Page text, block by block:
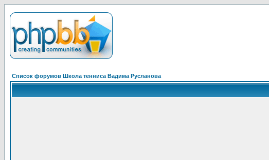
Список форумов Школа тенниса Вадима Русланова